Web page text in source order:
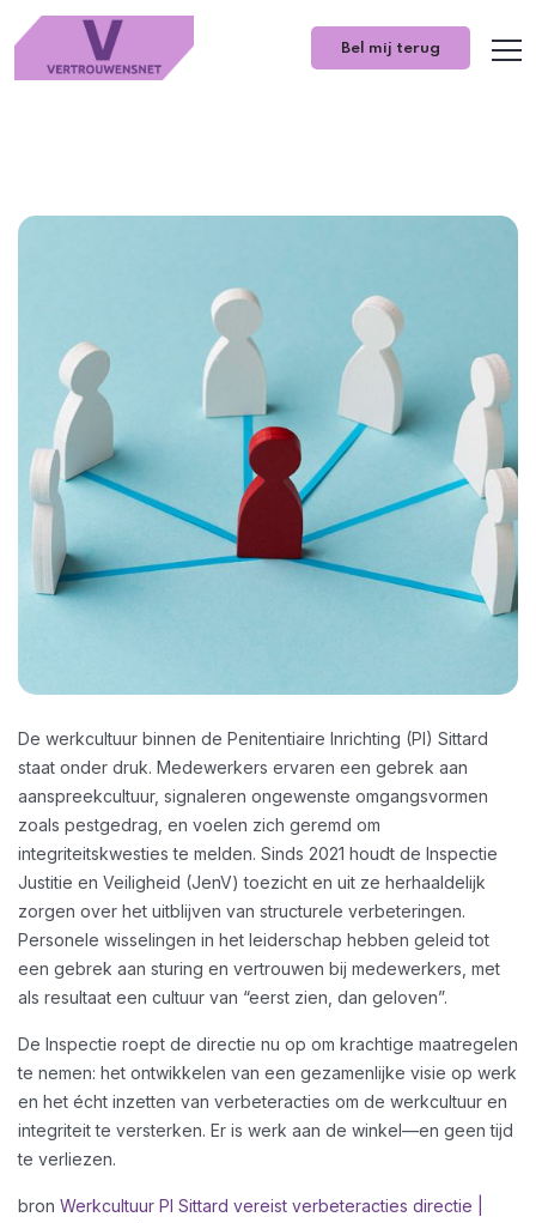
Bel mij terug
De werkcultuur binnen de Penitentiaire Inrichting (PI) Sittard
staat onder druk. Medewerkers ervaren een gebrek aan
aanspreekcultuur, signaleren ongewenste omgangsvormen
zoals pestgedrag, en voelen zich geremd om
integriteitskwesties te melden. Sinds 2021 houdt de Inspectie
Justitie en Veiligheid (JenV) toezicht en uit ze herhaaldelijk
zorgen over het uitblijven van structurele verbeteringen.
Personele wisselingen in het leiderschap hebben geleid tot
een gebrek aan sturing en vertrouwen bij medewerkers, met
als resultaat een cultuur van “eerst zien, dan geloven”.
De Inspectie roept de directie nu op om krachtige maatregelen
te nemen: het ontwikkelen van een gezamenlijke visie op werk
en het écht inzetten van verbeteracties om de werkcultuur en
integriteit te versterken. Er is werk aan de winkel—en geen tijd
te verliezen.
bron Werkcultuur PI Sittard vereist verbeteracties directie |